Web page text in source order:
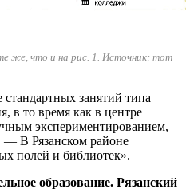
же, что и на рис. 1. Источник: тот
занятий типа
в то время как в центре
экспериментированием,
— В Рязанском районе
полей и библиотек».
образование. Рязанский